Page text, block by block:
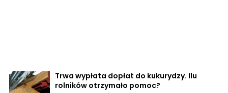
Trwa wypłata dopłat do kukurydzy. Ilu
rolników otrzymało pomoc?